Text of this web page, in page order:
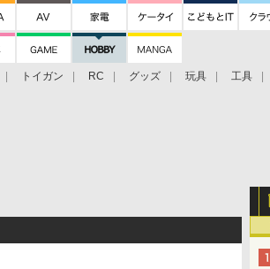
トイガン RC グッズ 玩具 工具